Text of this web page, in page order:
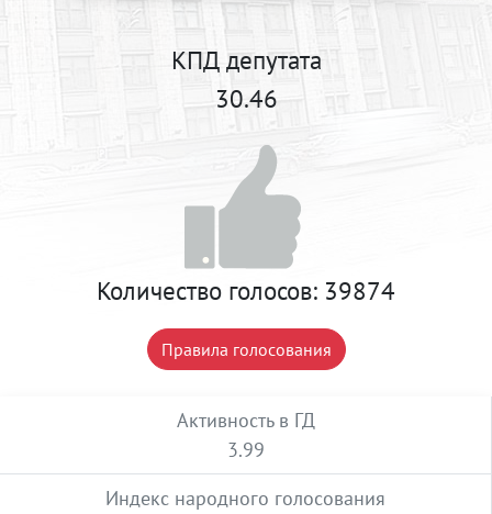
КПД депутата
30.46
Количество голосов: 39874
Правила голосования
Активность в ГД
3.99
Индекс народного голосования